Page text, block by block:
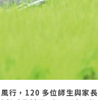
行，120 多位師生與家